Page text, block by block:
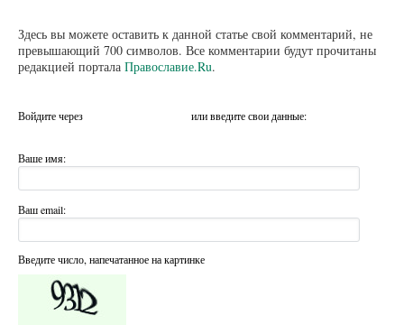
Здесь вы можете оставить к данной статье свой комментарий, не
превышающий 700 символов. Все комментарии будут прочитаны
редакцией портала Православие.Ru.
Войдите через или введите свои данные:
Ваше имя:
Ваш email:
Введите число, напечатанное на картинке